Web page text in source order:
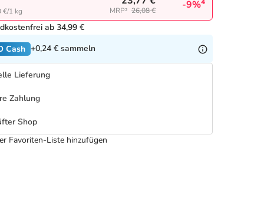
€/1 kg MRP² 26,08 € -9%
ab 34,99 €
Cash +0,24 € sammeln
Lieferung
Zahlung
Shop
Favoriten-Liste hinzufügen